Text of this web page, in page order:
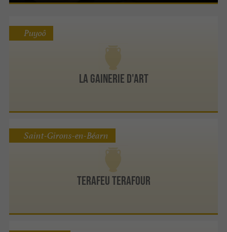
La Gainerie d'Art
Puyoô
Terafeu Terafour
Saint-Girons-en-Béarn